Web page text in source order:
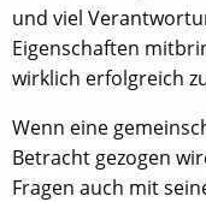
und viel
Eigenschaften
wirklich erfolgreich
Wenn eine
Betracht gezogen
Fragen auch mit